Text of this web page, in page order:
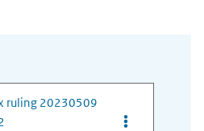
ruling 20230509
Opties van